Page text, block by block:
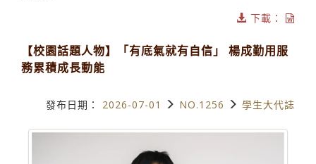
下載：
【校園話題人物】「有底氣就有自信」 楊成勤用服
務累積成長動能
發布日期： 2026-07-01 NO.1256 學生大代誌